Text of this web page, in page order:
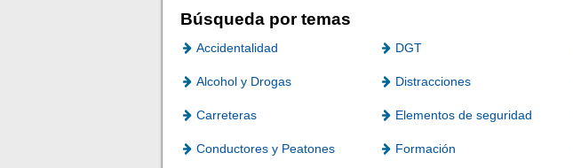
Búsqueda por temas
Accidentalidad DGT
Alcohol y Drogas Distracciones
Carreteras Elementos de seguridad
Conductores y Peatones Formación